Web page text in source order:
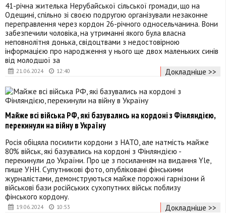
21.06.2024 12:40
41-річна жителька Нерубайської сільської громади, що на
Одещині, спільно зі своєю подругою організували незаконне
переправлення через кордон 26-річного односельчанина. Вони
забезпечили чоловіка, на утриманні якого була власна
неповнолітня донька, свідоцтвами з недостовірною
інформацією про народження у нього ще двох маленьких синів
від молодшої за
Докладніше >>
19.06.2024 10:53
Майже всі війська РФ, які базувались на кордоні з Фінляндією,
перекинули на війну в Україну
Росія обіцяла посилити кордони з НАТО, але натмість майже
80% військ, які базувались на кордоні з Фінляндією -
перекинули до України. Про це з посиланням на видання Yle,
пише УНН. Супутникові фото, опубліковані фінськими
журналістами, демонструються майже порожні гарнізони й
військові бази російських сухопутних військ поблизу
фінського кордону.
Докладніше >>